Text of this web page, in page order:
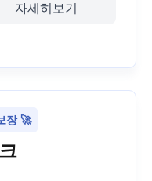
자세히보기
장 🚀